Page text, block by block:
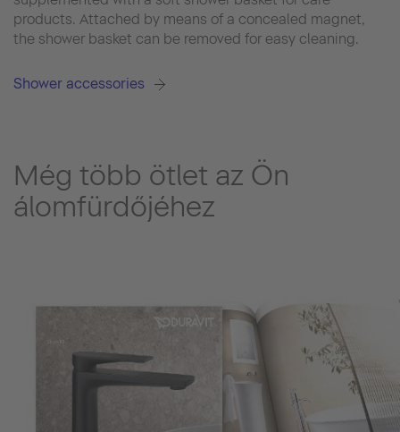
products. Attached by means of a concealed magnet,
the shower basket can be removed for easy cleaning.
Shower accessories
Még több ötlet az Ön
álomfürdőjéhez